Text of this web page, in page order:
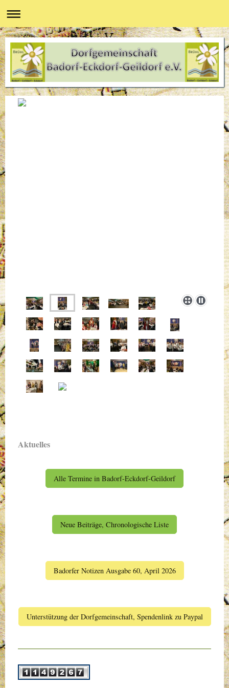
Aktuelles
Alle Termine in Badorf-Eckdorf-Geildorf
Neue Beiträge, Chronologische Liste
Badorfer Notizen Ausgabe 60, April 2026
Unterstützung der Dorfgemeinschaft, Spendenlink zu Paypal